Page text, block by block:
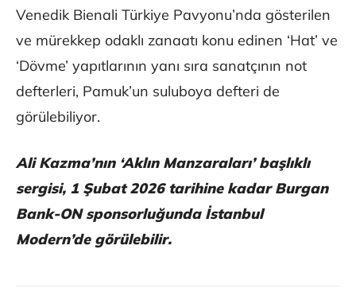
Venedik Bienali Türkiye Pavyonu’nda gösterilen
ve mürekkep odaklı zanaatı konu edinen ‘Hat’ ve
‘Dövme’ yapıtlarının yanı sıra sanatçının not
defterleri, Pamuk’un suluboya defteri de
görülebiliyor.
Ali Kazma’nın ‘Aklın Manzaraları’ başlıklı
sergisi, 1 Şubat 2026 tarihine kadar Burgan
Bank-ON sponsorluğunda İstanbul
Modern’de görülebilir.